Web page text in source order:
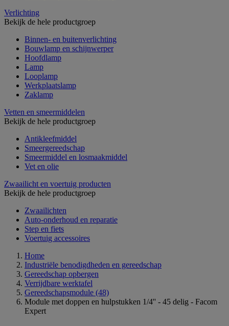
Verlichting
Bekijk de hele productgroep
Binnen- en buitenverlichting
Bouwlamp en schijnwerper
Hoofdlamp
Lamp
Looplamp
Werkplaatslamp
Zaklamp
Vetten en smeermiddelen
Bekijk de hele productgroep
Antikleefmiddel
Smeergereedschap
Smeermiddel en losmaakmiddel
Vet en olie
Zwaailicht en voertuig producten
Bekijk de hele productgroep
Zwaailichten
Auto-onderhoud en reparatie
Step en fiets
Voertuig accessoires
Home
Industriële benodigdheden en gereedschap
Gereedschap opbergen
Verrijdbare werktafel
Gereedschapsmodule (48)
Module met doppen en hulpstukken 1/4'' - 45 delig - Facom
Expert